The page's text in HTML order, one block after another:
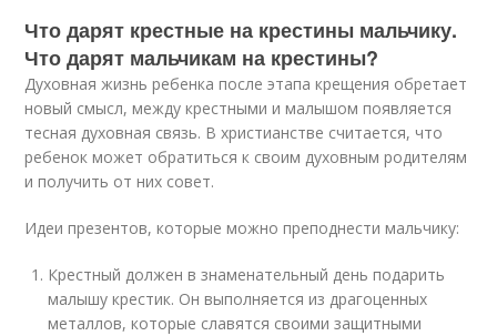
Что дарят крестные на крестины мальчику.
Что дарят мальчикам на крестины?
Духовная жизнь ребенка после этапа крещения обретает
новый смысл, между крестными и малышом появляется
тесная духовная связь. В христианстве считается, что
ребенок может обратиться к своим духовным родителям
и получить от них совет.
Идеи презентов, которые можно преподнести мальчику:
Крестный должен в знаменательный день подарить
малышу крестик. Он выполняется из драгоценных
металлов, которые славятся своими защитными